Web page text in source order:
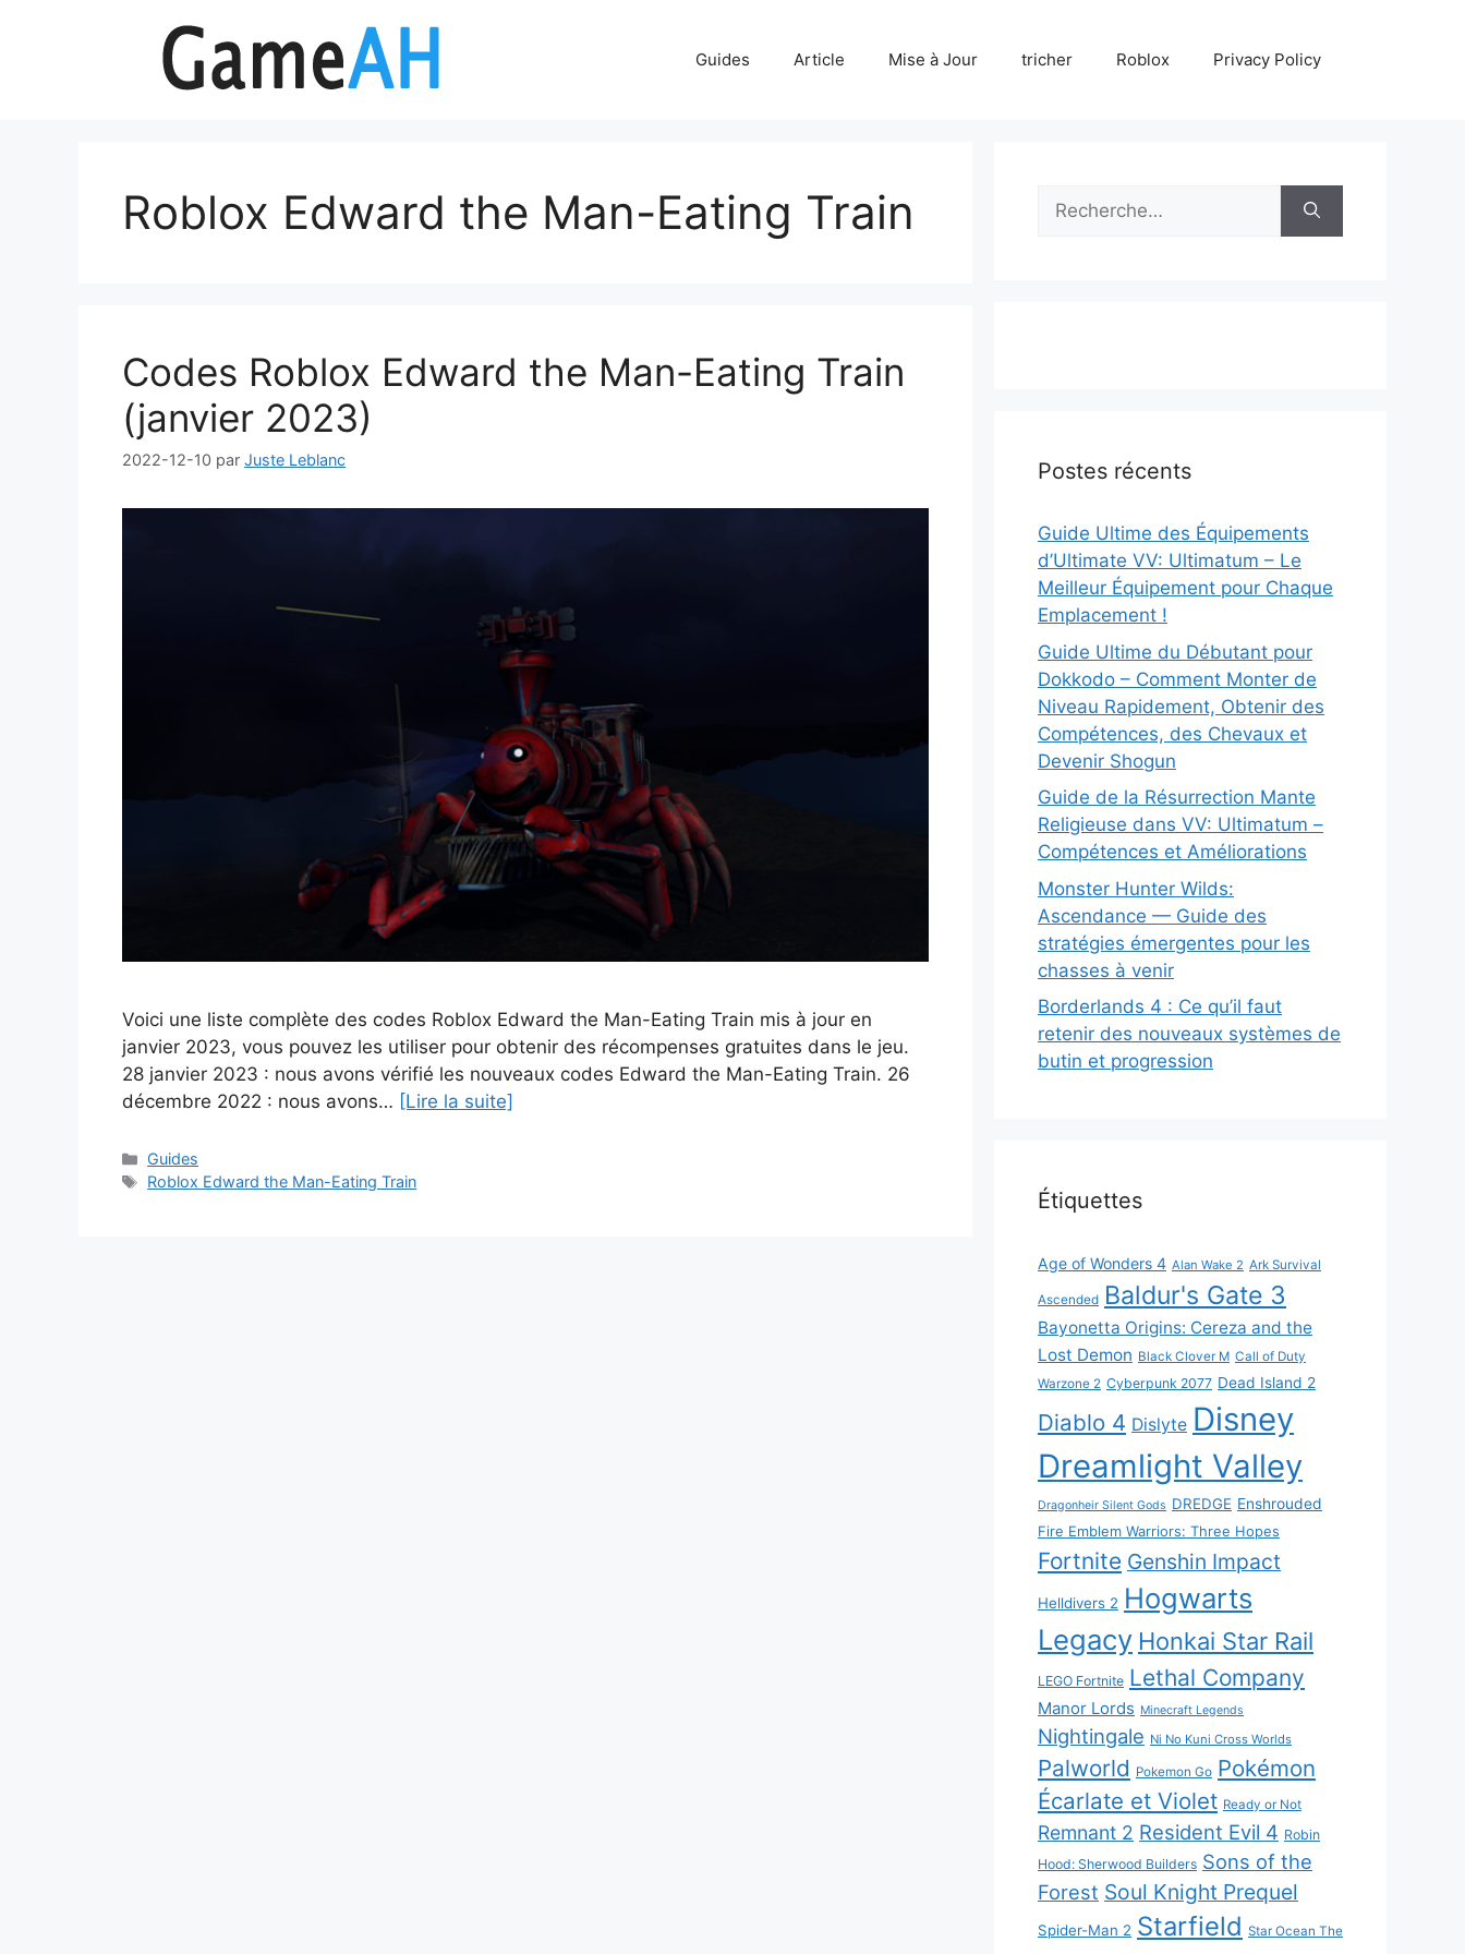
Guides Article Mise à Jour tricher Roblox Privacy Policy
Roblox Edward the Man-Eating Train
Codes Roblox Edward the Man-Eating Train
(janvier 2023)
2022-12-10 par Juste Leblanc
Voici une liste complète des codes Roblox Edward the Man-Eating Train mis à jour en
janvier 2023, vous pouvez les utiliser pour obtenir des récompenses gratuites dans le jeu.
28 janvier 2023 : nous avons vérifié les nouveaux codes Edward the Man-Eating Train. 26
décembre 2022 : nous avons… [Lire la suite]
Catégories
Guides
Étiquettes
Roblox Edward the Man-Eating Train
Rechercher :
Postes récents
Guide Ultime des Équipements
d’Ultimate VV: Ultimatum – Le
Meilleur Équipement pour Chaque
Emplacement !
Guide Ultime du Débutant pour
Dokkodo – Comment Monter de
Niveau Rapidement, Obtenir des
Compétences, des Chevaux et
Devenir Shogun
Guide de la Résurrection Mante
Religieuse dans VV: Ultimatum –
Compétences et Améliorations
Monster Hunter Wilds:
Ascendance — Guide des
stratégies émergentes pour les
chasses à venir
Borderlands 4 : Ce qu’il faut
retenir des nouveaux systèmes de
butin et progression
Étiquettes
Age of Wonders 4 Alan Wake 2 Ark Survival
Ascended Baldur's Gate 3
Bayonetta Origins: Cereza and the
Lost Demon Black Clover M Call of Duty
Warzone 2 Cyberpunk 2077 Dead Island 2
Diablo 4 Dislyte Disney
Dreamlight Valley
Dragonheir Silent Gods DREDGE Enshrouded
Fire Emblem Warriors: Three Hopes
Fortnite Genshin Impact
Helldivers 2 Hogwarts
Legacy Honkai Star Rail
LEGO Fortnite Lethal Company
Manor Lords Minecraft Legends
Nightingale Ni No Kuni Cross Worlds
Palworld Pokemon Go Pokémon
Écarlate et Violet Ready or Not
Remnant 2 Resident Evil 4 Robin
Hood: Sherwood Builders Sons of the
Forest Soul Knight Prequel
Spider-Man 2 Starfield Star Ocean The